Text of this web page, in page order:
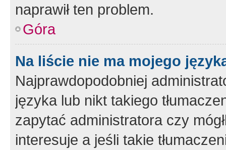
naprawił ten problem.
Góra
Na liście nie ma mojego
Najprawdopodobniej
języka lub nikt takiego
zapytać administratora czy
interesuje a jeśli takie